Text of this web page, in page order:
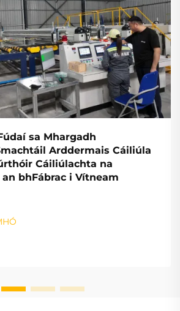
sa Mhargadh
Arddermais Cáiliúla
Cáiliúlachta na
bhFábrac i Vítneam